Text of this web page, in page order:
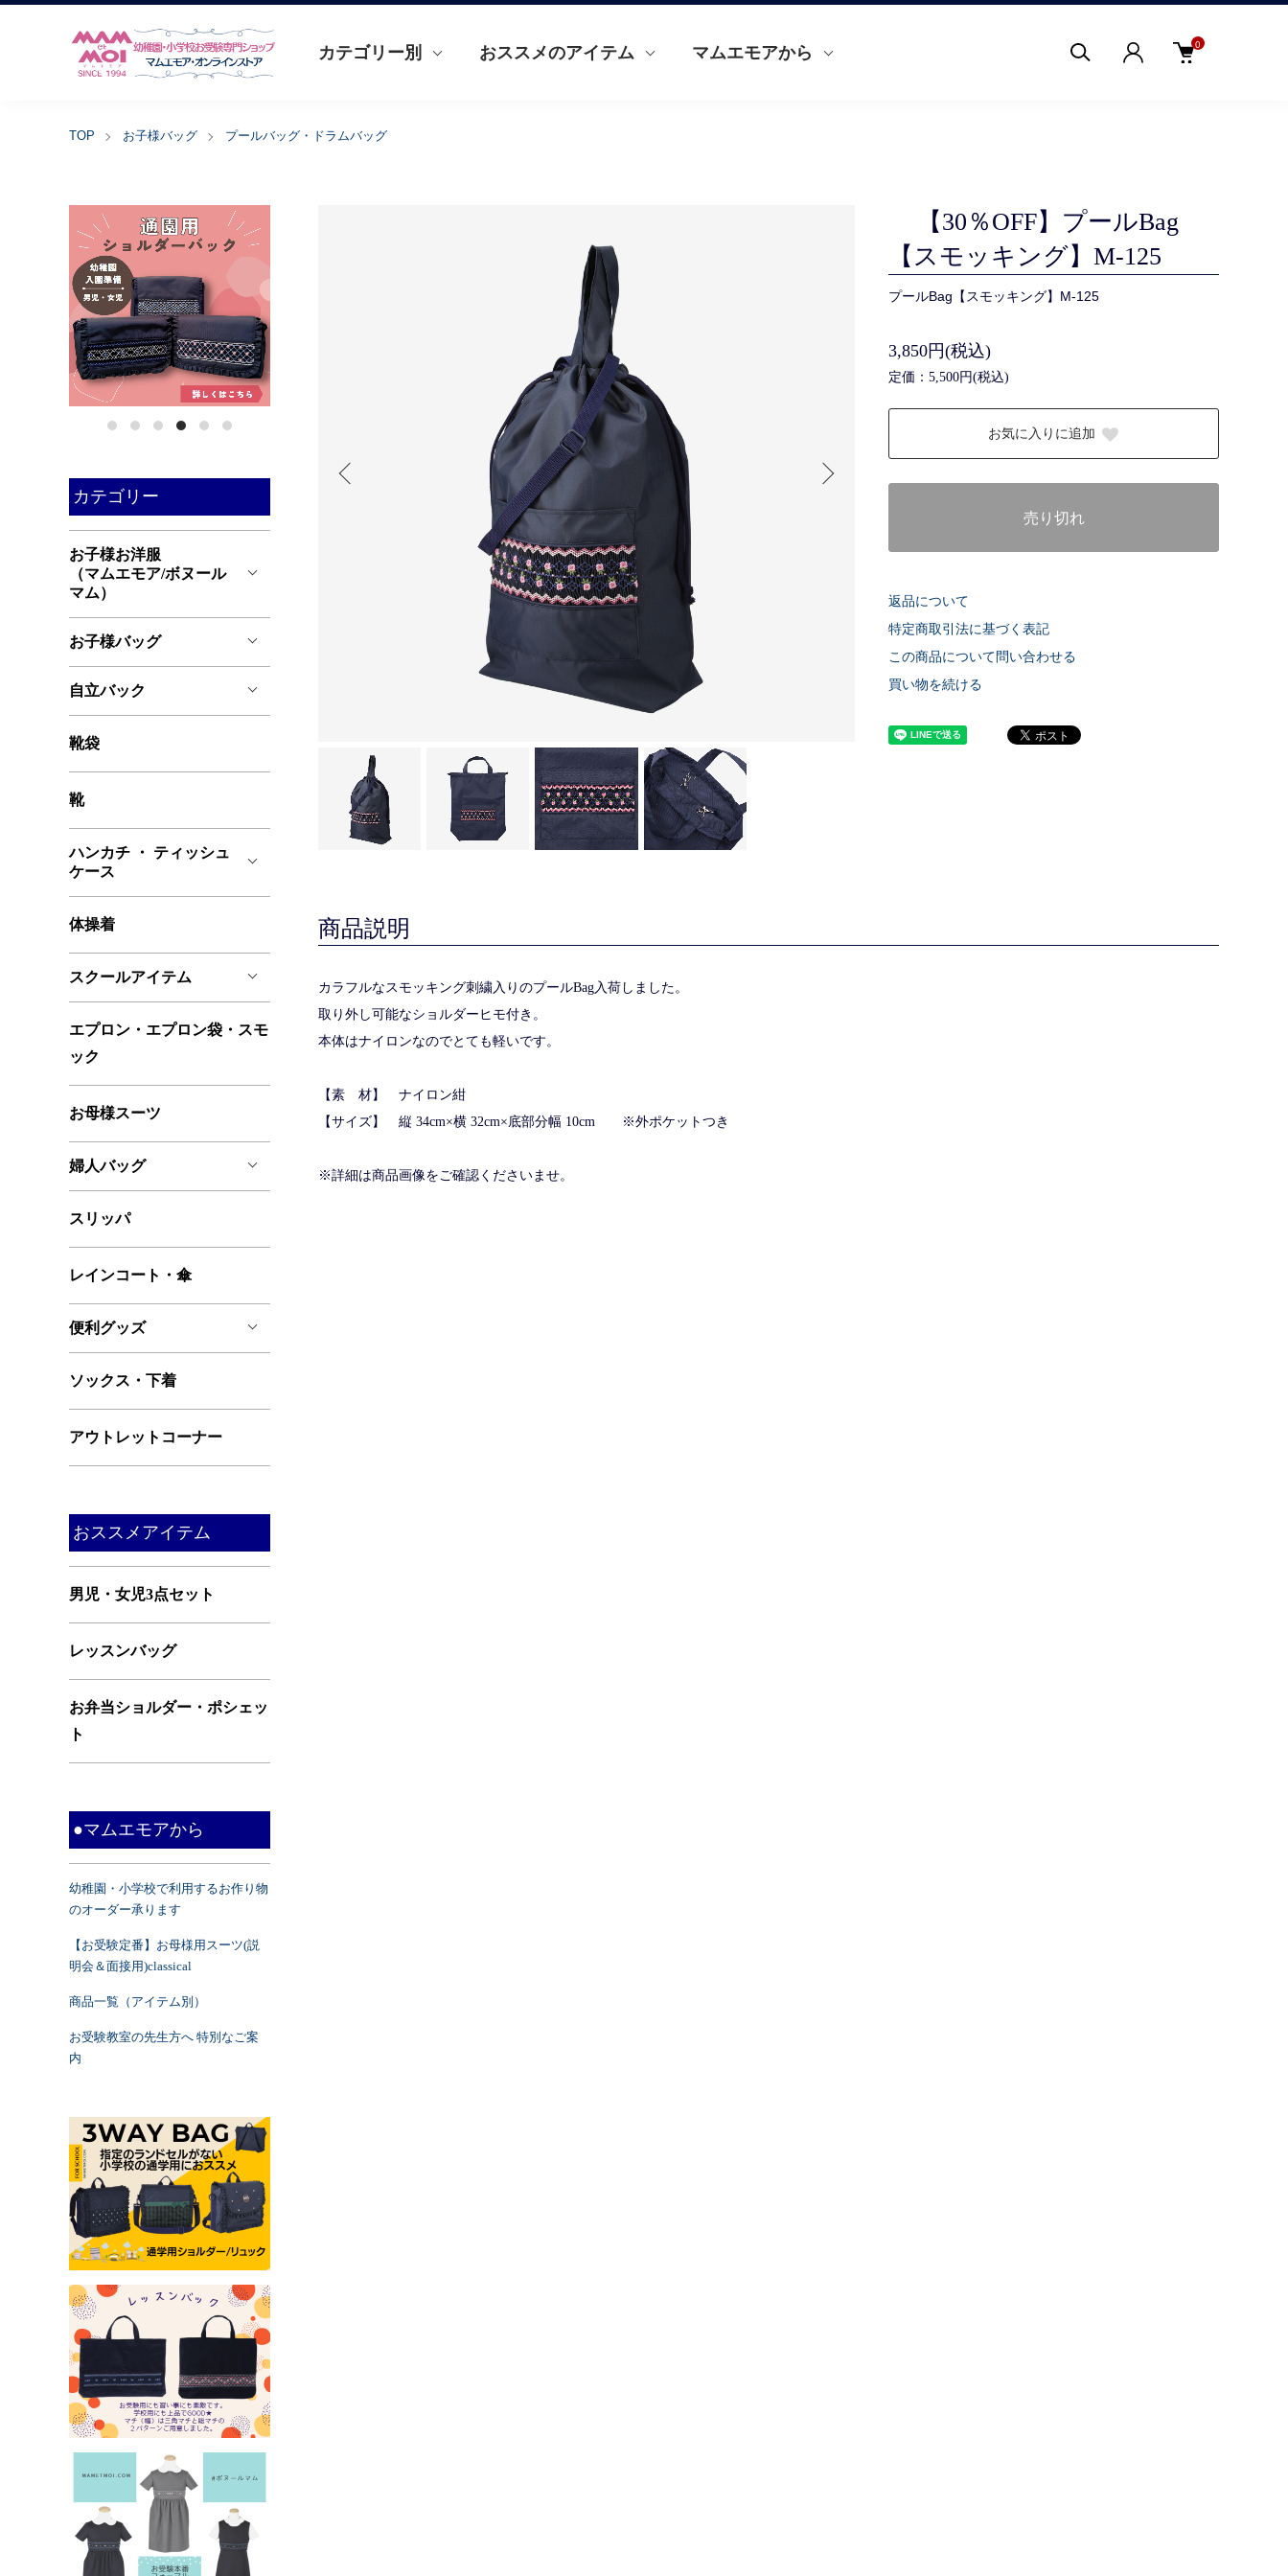
カテゴリー別 おススメのアイテム マムエモアから 0
TOP お子様バッグ プールバッグ・ドラムバッグ
【30％OFF】プールBag
【スモッキング】M-125
プールBag【スモッキング】M-125
3,850円(税込)
定価：5,500円(税込)
お気に入りに追加
売り切れ
返品について
特定商取引法に基づく表記
この商品について問い合わせる
買い物を続ける
商品説明
カラフルなスモッキング刺繍入りのプールBag入荷しました。
取り外し可能なショルダーヒモ付き。
本体はナイロンなのでとても軽いです。
【素 材】 ナイロン紺
【サイズ】 縦 34cm×横 32cm×底部分幅 10cm ※外ポケットつき
※詳細は商品画像をご確認くださいませ。
カテゴリー
お子様お洋服
（マムエモア/ボヌール
マム）
お子様バッグ
自立バック
靴袋
靴
ハンカチ ・ ティッシュ
ケース
体操着
スクールアイテム
エプロン・エプロン袋・スモ
ック
お母様スーツ
婦人バッグ
スリッパ
レインコート・傘
便利グッズ
ソックス・下着
アウトレットコーナー
おススメアイテム
男児・女児3点セット
レッスンバッグ
お弁当ショルダー・ポシェッ
ト
●マムエモアから
幼稚園・小学校で利用するお作り物
のオーダー承ります
【お受験定番】お母様用スーツ(説
明会＆面接用)classical
商品一覧（アイテム別）
お受験教室の先生方へ 特別なご案
内